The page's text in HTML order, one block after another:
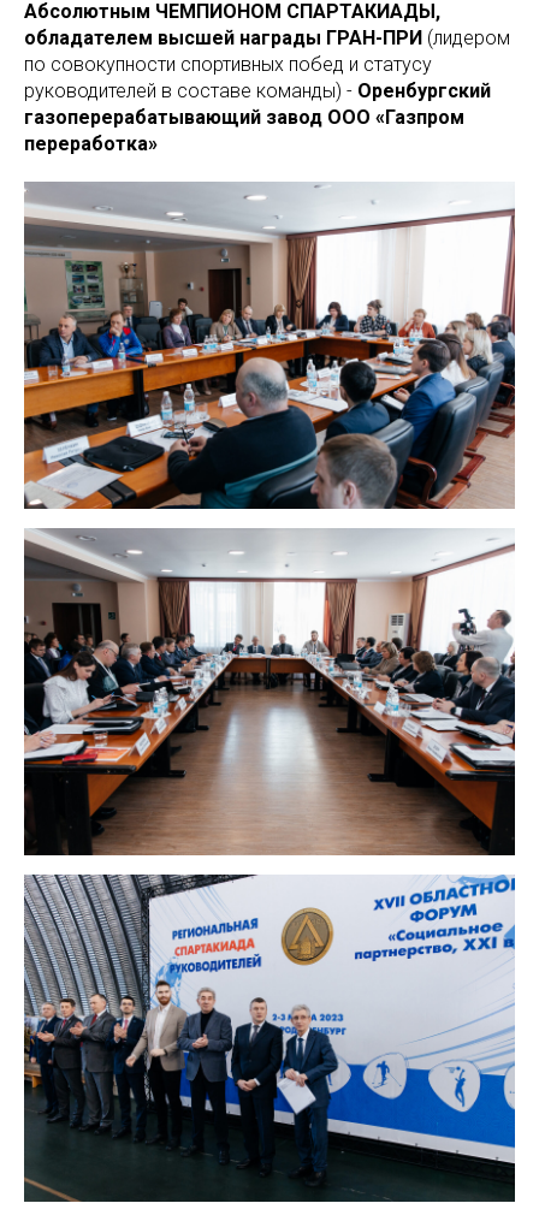
Абсолютным ЧЕМПИОНОМ СПАРТАКИАДЫ,
обладателем высшей награды ГРАН-ПРИ (лидером
по совокупности спортивных побед и статусу
руководителей в составе команды) - Оренбургский
газоперерабатывающий завод ООО «Газпром
переработка»